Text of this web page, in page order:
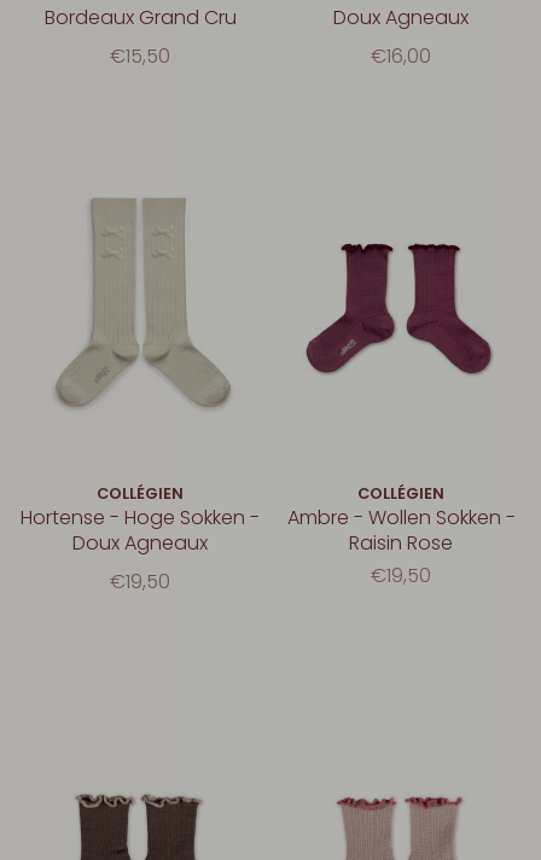
Bordeaux Grand Cru
€15,50
Doux Agneaux
€16,00
COLLÉGIEN
Hortense - Hoge Sokken -
Doux Agneaux
€19,50
COLLÉGIEN
Ambre - Wollen Sokken -
Raisin Rose
€19,50